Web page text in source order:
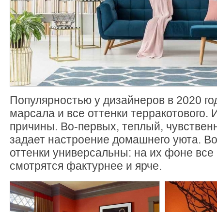
Популярностью у дизайнеров в 2020
марсала и все оттенки терракотового.
причины. Во-первых, теплый,
задает настроение домашнего уюта.
оттенки универсальны: на их фоне
смотрятся фактурнее и ярче.